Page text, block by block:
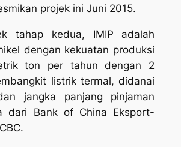
projek ini Juni 2015.
tahap kedua, IMIP adalah
dengan kekuatan produksi
ton per tahun dengan 2
listrik termal, didanai
jangka panjang pinjaman
dari Bank of China Eksport-